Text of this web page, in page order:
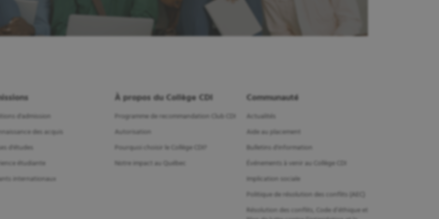
d'admission
des acquis
d'études
étudiante
internationaux
À propos du Collège CDI
Programme de recommandation Club CDI
Autorisation
Pourquoi choisir le Collège CDI?
Notre impact au Québec
Communauté
Actualités
Aide au placement
Bulletins d'information
Événements à venir au Collège CDI
Implication sociale
Politique de résolution des conflits (AEC)
Résolution des conflits, Code d’éthique et